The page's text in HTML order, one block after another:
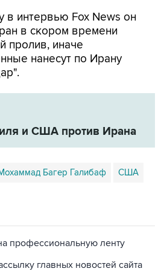
в интервью Fox News он
в скором времени
пролив, иначе
нанесут по Ирану
и США против Ирана
Багер Галибаф США
профессиональную ленту
главных новостей сайта